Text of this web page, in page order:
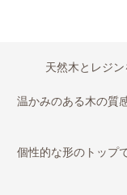
天然木とレジン
温かみのある木の質
個性的な形のトップ